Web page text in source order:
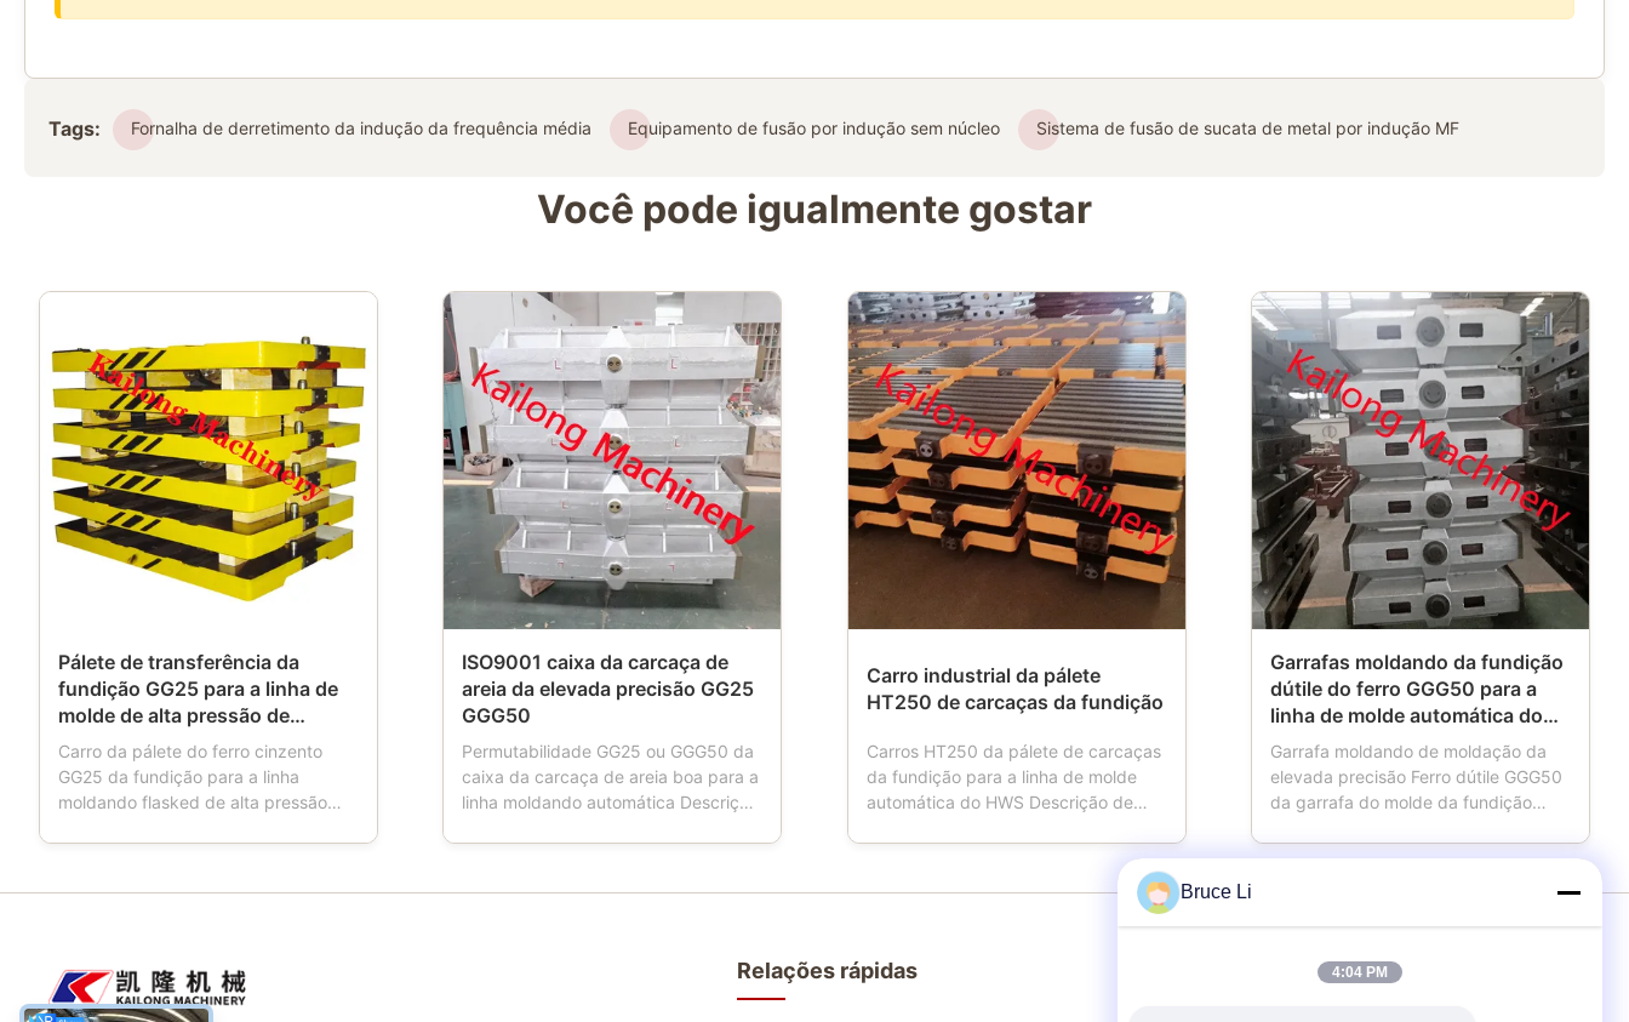
Tags: Fornalha de derretimento da indução da frequência média Equipamento de fusão por indução sem núcleo Sistema de fusão de sucata de metal por indução MF
Você pode igualmente gostar
Pálete de transferência da
fundição GG25 para a linha de
molde de alta pressão de
Flasked
Carro da pálete do ferro cinzento
GG25 da fundição para a linha
moldando flasked de alta pressão
...
ISO9001 caixa da carcaça de
areia da elevada precisão GG25
GGG50
Permutabilidade GG25 ou GGG50 da
caixa da carcaça de areia boa para a
linha moldando automática Descrição
Carro industrial da pálete
HT250 de carcaças da fundição
Carros HT250 da pálete de carcaças
da fundição para a linha de molde
automática do HWS Descrição de
Quando os trabalhos da máquina
quatro rodas, que está conduzindo o
Garrafas moldando da fundição
dútile do ferro GGG50 para a
linha de molde automática do
HWS
Garrafa moldando de moldação da
elevada precisão Ferro dútile GGG50
da garrafa do molde da fundição
da areia, que é ferramentas
Relações rápidas
Bruce Li
4:04 PM